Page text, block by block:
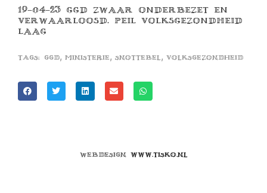
19-04-23 GGD ZWAAR ONDERBEZET EN
VERWAARLOOSD. PEIL VOLKSGEZONDHEID
LAAG
Tags: ggd, ministerie, snottebel, volksgezondheid
Webdesign www.tisko.nl